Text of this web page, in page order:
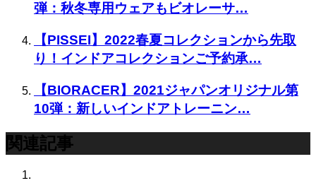
弾：秋冬専用ウェアもビオレーサ…
【PISSEI】2022春夏コレクションから先取
り！インドアコレクションご予約承…
【BIORACER】2021ジャパンオリジナル第
10弾：新しいインドアトレーニン…
関連記事